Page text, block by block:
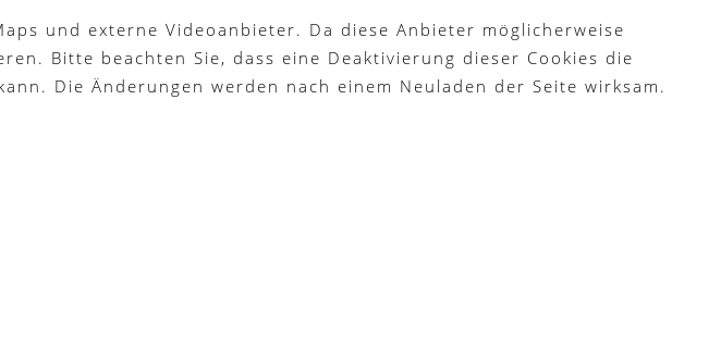
und externe Videoanbieter. Da diese Anbieter möglicherweise
Bitte beachten Sie, dass eine Deaktivierung dieser Cookies die
Die Änderungen werden nach einem Neuladen der Seite wirksam.